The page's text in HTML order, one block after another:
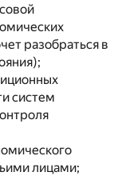
разобраться в
систем
лицами;